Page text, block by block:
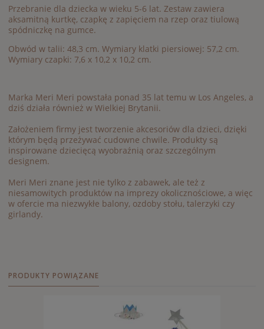
Przebranie dla dziecka w wieku 5-6 lat. Zestaw zawiera
aksamitną kurtkę, czapkę z zapięciem na rzep oraz tiulową
spódniczkę na gumce.
Obwód w talii: 48,3 cm. Wymiary klatki piersiowej: 57,2 cm.
Wymiary czapki: 7,6 x 10,2 x 10,2 cm.
Marka Meri Meri powstała ponad 35 lat temu w Los Angeles, a
dziś działa również w Wielkiej Brytanii.
Założeniem firmy jest tworzenie akcesoriów dla dzieci, dzięki
którym będą przeżywać cudowne chwile. Produkty są
inspirowane dziecięcą wyobraźnią oraz szczególnym
designem.
Meri Meri znane jest nie tylko z zabawek, ale też z
niesamowitych produktów na imprezy okolicznościowe, a więc
w ofercie ma niezwykłe balony, ozdoby stołu, talerzyki czy
girlandy.
PRODUKTY POWIĄZANE